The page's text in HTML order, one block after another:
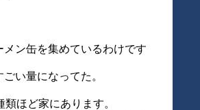
メン缶を集めているわけです
い量になってた。
ほど家にあります。